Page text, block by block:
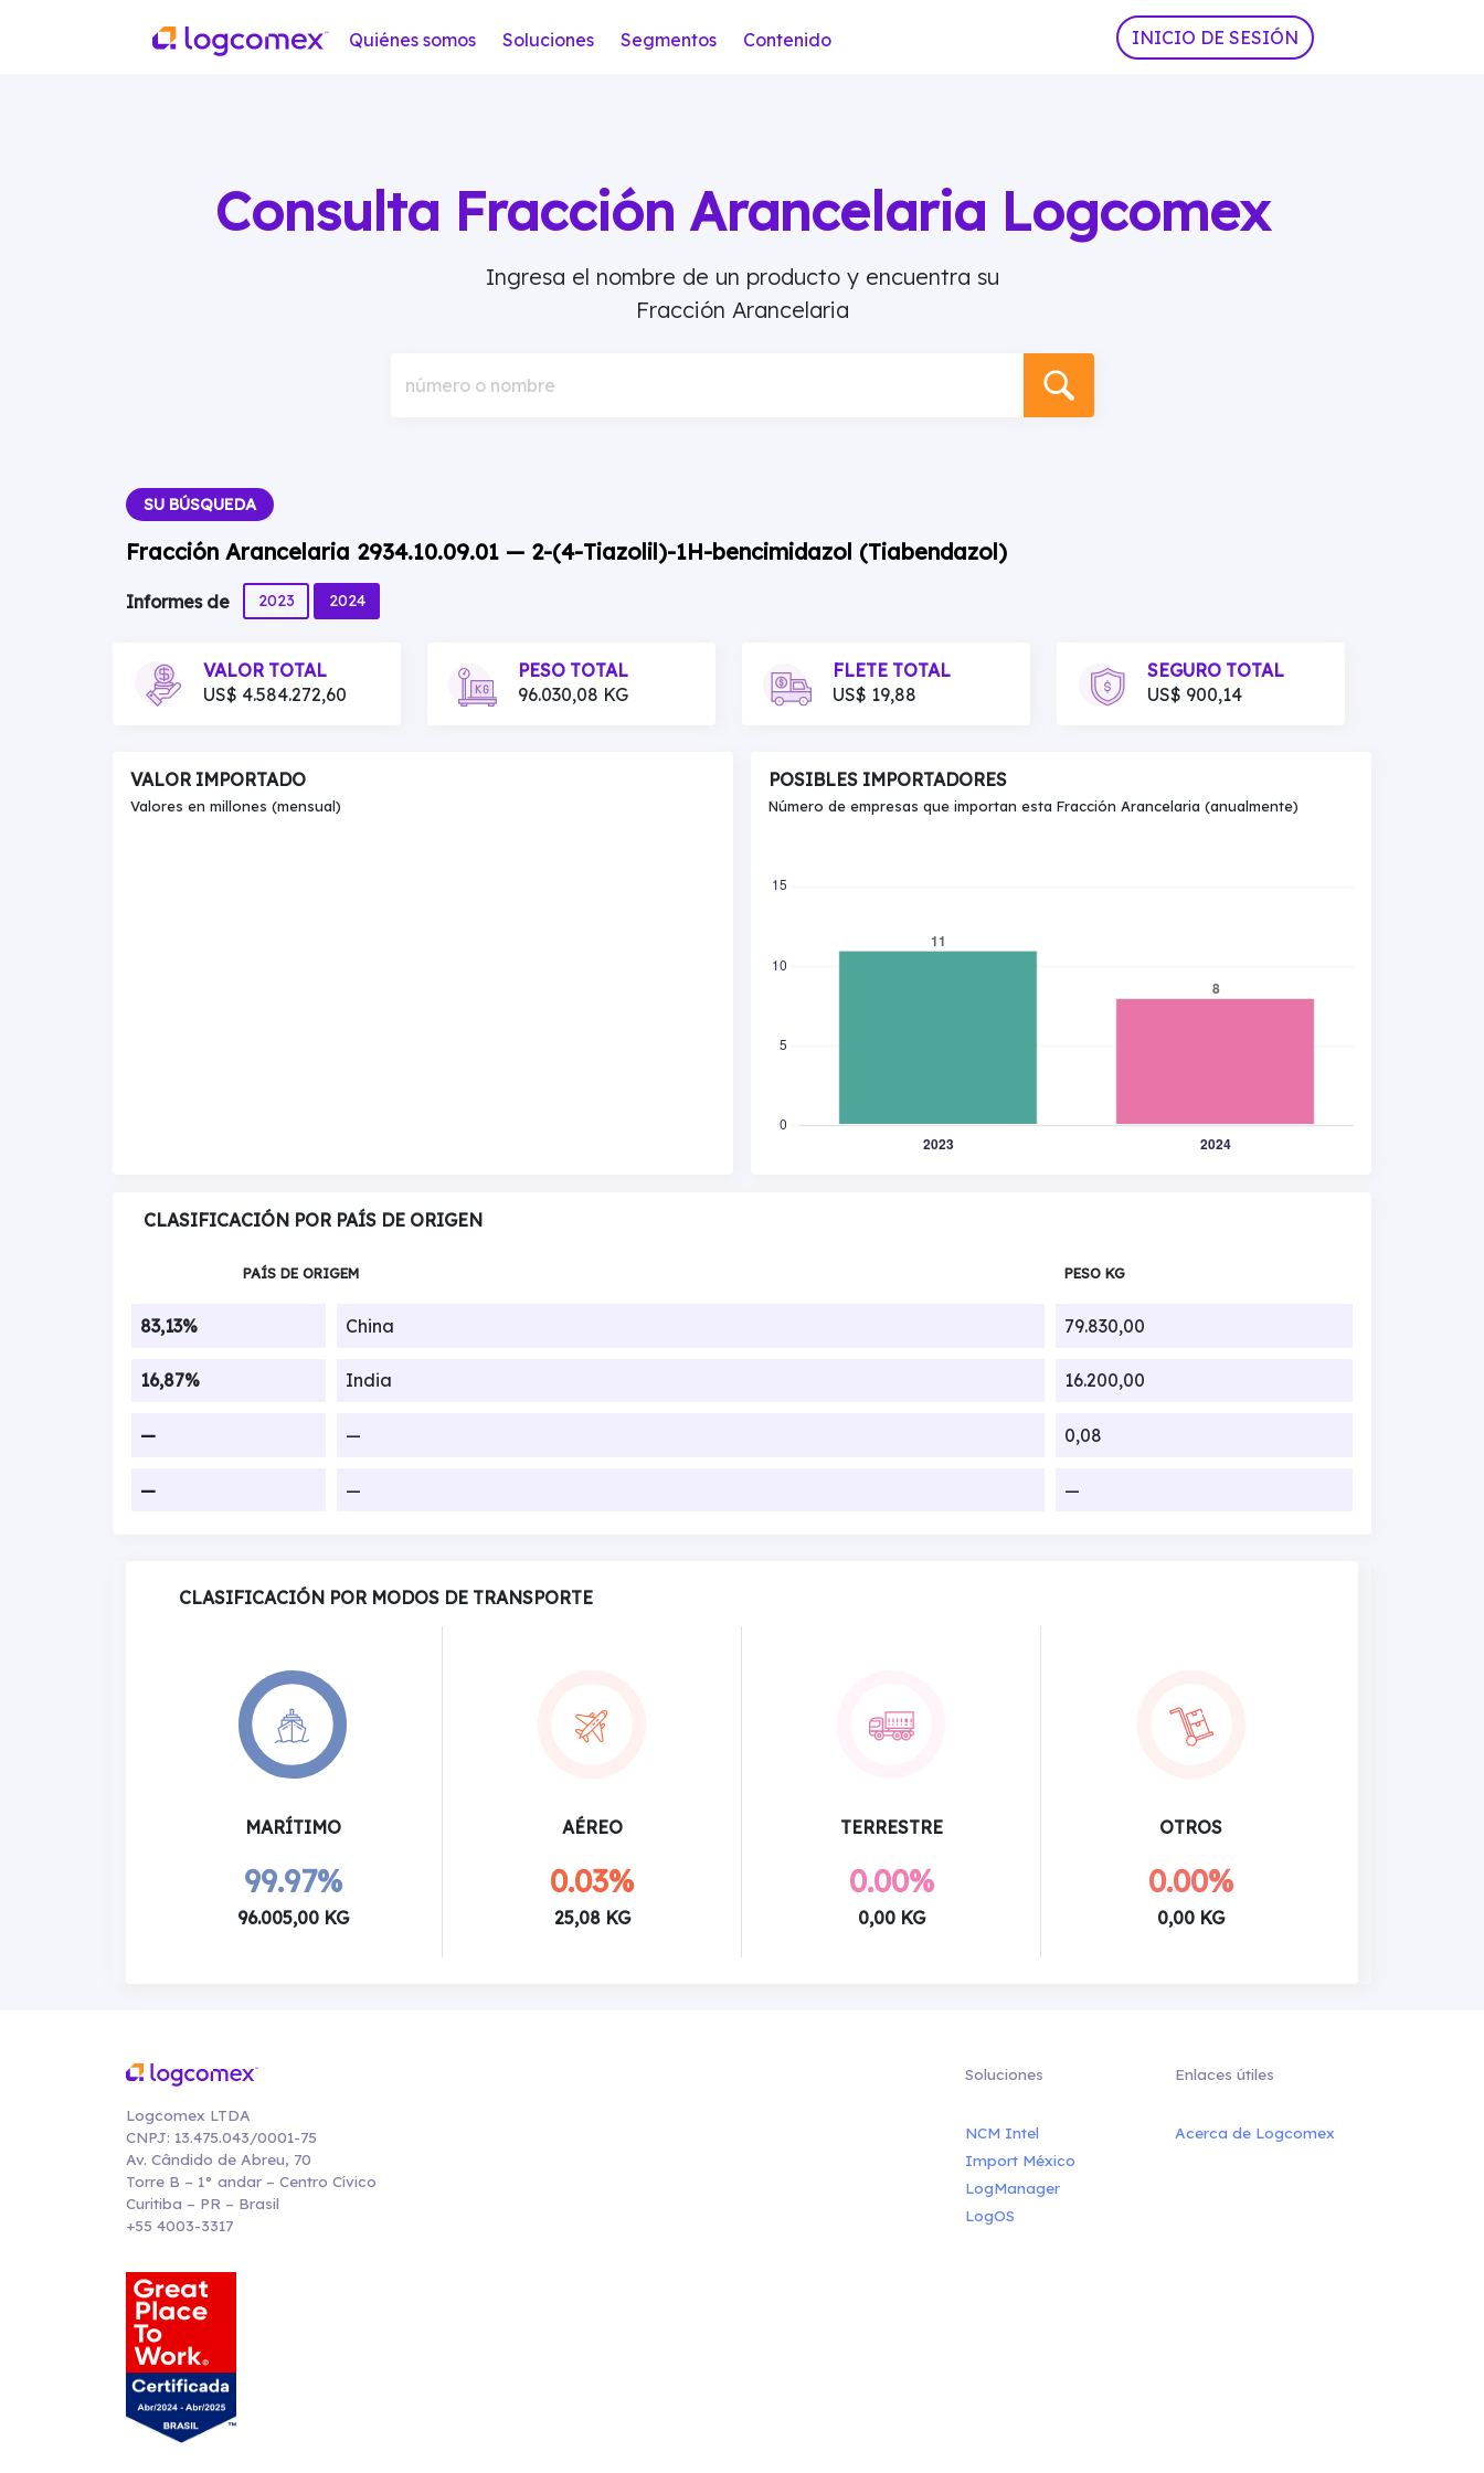
Quiénes somos Soluciones Segmentos Contenido INICIO DE SESIÓN
Consulta Fracción Arancelaria Logcomex
Ingresa el nombre de un producto y encuentra su
Fracción Arancelaria
número o nombre
SU BÚSQUEDA
Fracción Arancelaria 2934.10.09.01 — 2-(4-Tiazolil)-1H-bencimidazol (Tiabendazol)
Informes de 2023 2024
VALOR TOTAL
US$ 4.584.272,60
PESO TOTAL
96.030,08 KG
FLETE TOTAL
US$ 19,88
SEGURO TOTAL
US$ 900,14
VALOR IMPORTADO
Valores en millones (mensual)
POSIBLES IMPORTADORES
Número de empresas que importan esta Fracción Arancelaria (anualmente)
CLASIFICACIÓN POR PAÍS DE ORIGEN
PAÍS DE ORIGEM PESO KG
83,13% China 79.830,00
16,87% India 16.200,00
— — 0,08
— — —
CLASIFICACIÓN POR MODOS DE TRANSPORTE
MARÍTIMO
99.97%
96.005,00 KG
AÉREO
0.03%
25,08 KG
TERRESTRE
0.00%
0,00 KG
OTROS
0.00%
0,00 KG
Logcomex LTDA
CNPJ: 13.475.043/0001-75
Av. Cândido de Abreu, 70
Torre B – 1° andar – Centro Cívico
Curitiba – PR – Brasil
+55 4003-3317
Soluciones
NCM Intel
Import México
LogManager
LogOS
Enlaces útiles
Acerca de Logcomex